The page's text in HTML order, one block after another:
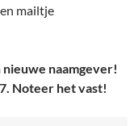
mailtje
naamgever!
Noteer het vast!